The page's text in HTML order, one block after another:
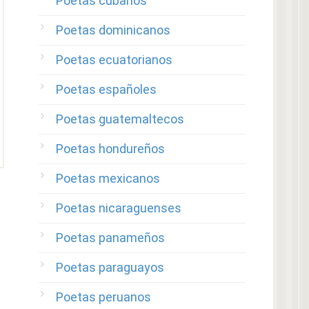
Poetas dominicanos
Poetas ecuatorianos
Poetas españoles
Poetas guatemaltecos
Poetas hondureños
Poetas mexicanos
Poetas nicaraguenses
Poetas panameños
Poetas paraguayos
Poetas peruanos